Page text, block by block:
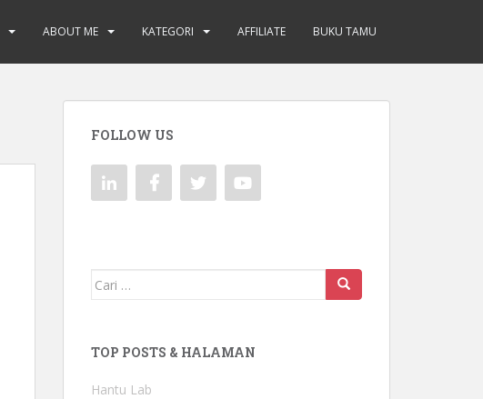
ABOUT ME KATEGORI AFFILIATE BUKU TAMU
FOLLOW US
Mencari:
TOP POSTS & HALAMAN
Hantu Lab